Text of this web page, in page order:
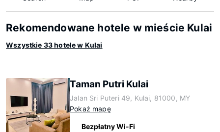
Rekomendowane hotele w mieście Kulai
Wszystkie 33 hotele w Kulai
Taman Putri Kulai
Jalan Sri Puteri 49, Kulai, 81000, MY
Pokaż mapę
Bezpłatny Wi-Fi